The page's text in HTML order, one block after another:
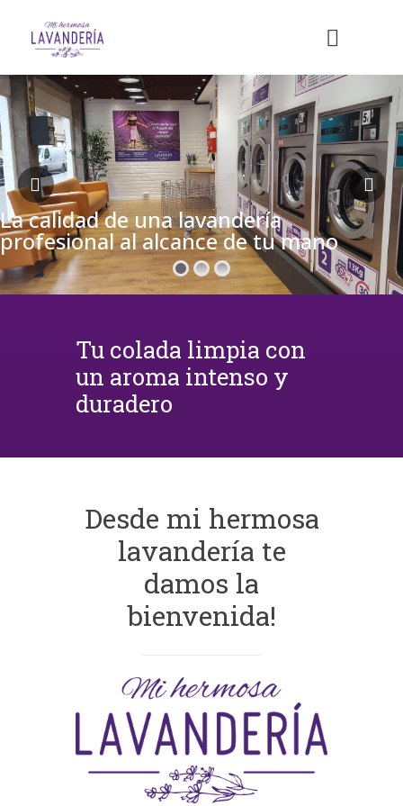
La calidad de una lavandería
profesional al alcance de tu mano
Tu colada limpia con
un aroma intenso y
duradero
Desde mi hermosa
lavandería te
damos la
bienvenida!